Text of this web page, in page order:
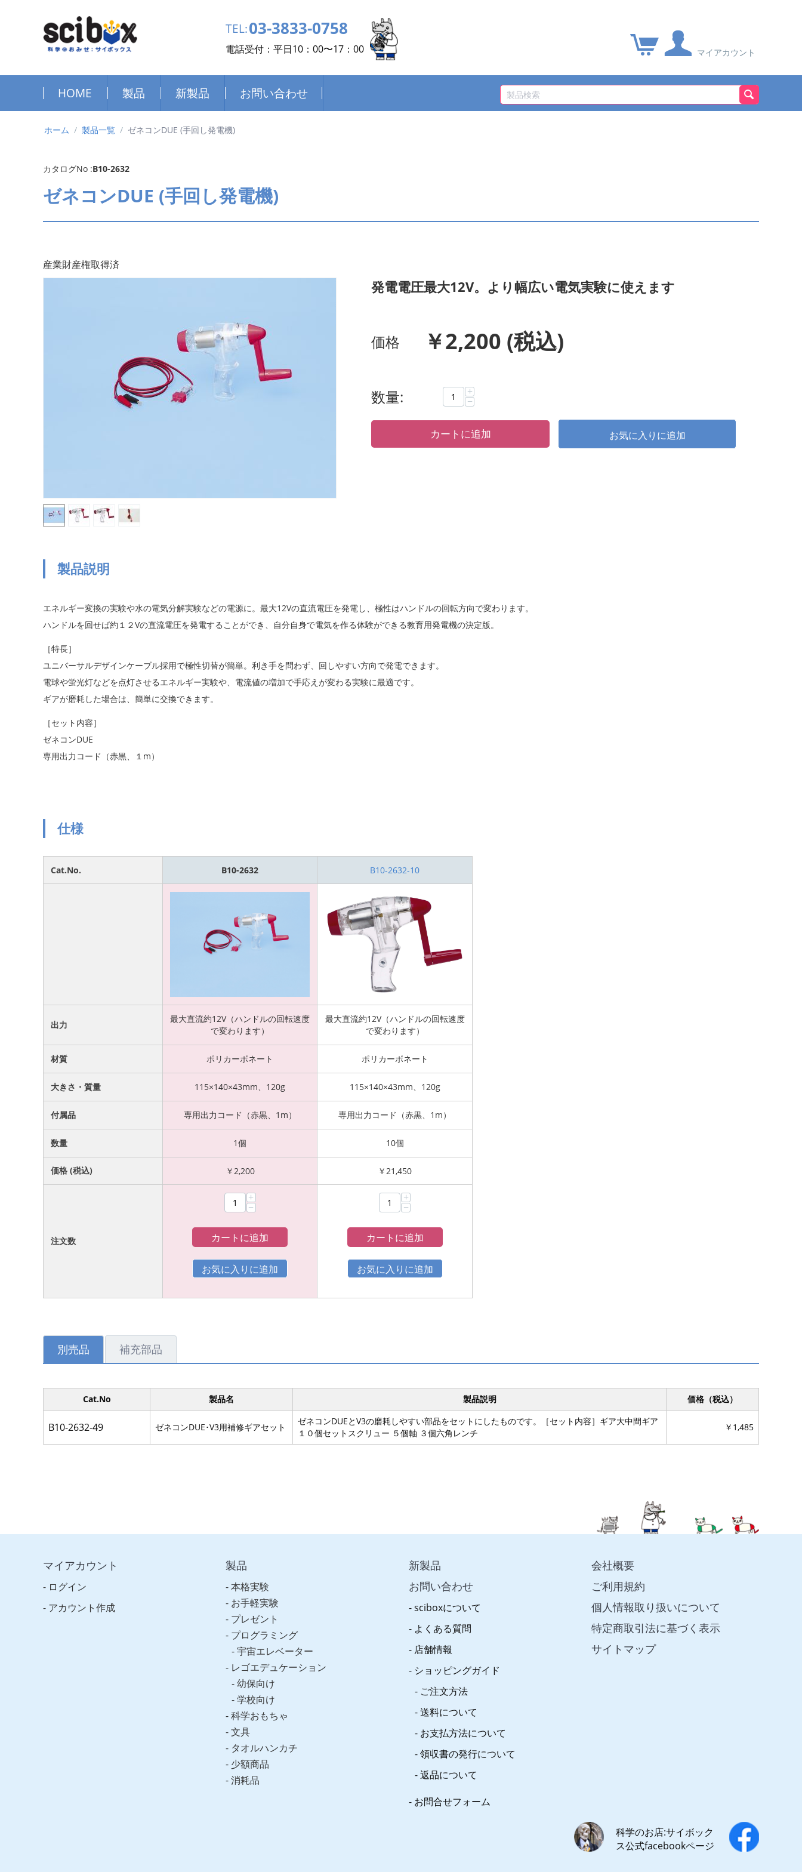
TEL:03-3833-0758
電話受付：平日10：00〜17：00 マイアカウント
HOME 製品 新製品 お問い合わせ
ホーム / 製品一覧 / ゼネコンDUE (手回し発電機)
カタログNo :B10-2632
ゼネコンDUE (手回し発電機)
産業財産権取得済
発電電圧最大12V。より幅広い電気実験に使えます
価格 ￥2,200 (税込)
数量: +
−
カートに追加
製品説明
エネルギー変換の実験や水の電気分解実験などの電源に。最大12Vの直流電圧を発電し、極性はハンドルの回転方向で変わります。
ハンドルを回せば約１２Vの直流電圧を発電することができ、自分自身で電気を作る体験ができる教育用発電機の決定版。
［特長］
ユニバーサルデザインケーブル採用で極性切替が簡単。利き手を問わず、回しやすい方向で発電できます。
電球や蛍光灯などを点灯させるエネルギー実験や、電流値の増加で手応えが変わる実験に最適です。
ギアが磨耗した場合は、簡単に交換できます。
［セット内容］
ゼネコンDUE
専用出力コード（赤黒、１m）
仕様
Cat.No. B10-2632 B10-2632-10
出力
最大直流約12V（ハンドルの回転速度
で変わります）
最大直流約12V（ハンドルの回転速度
で変わります）
材質 ポリカーボネート ポリカーボネート
大きさ・質量 115×140×43mm、120g 115×140×43mm、120g
付属品 専用出力コード（赤黒、1m） 専用出力コード（赤黒、1m）
数量 1個 10個
価格 (税込) ￥2,200 ￥21,450
注文数
+
−
カートに追加
+
−
カートに追加
別売品 補充部品
Cat.No 製品名 製品説明 価格（税込）
B10-2632-49 ゼネコンDUE･V3用補修ギアセット
ゼネコンDUEとV3の磨耗しやすい部品をセットにしたものです。［セット内容］ギア大中間ギア
１０個セットスクリュー ５個軸 ３個六角レンチ
￥1,485
マイアカウント
ログイン
アカウント作成
製品
本格実験
お手軽実験
プレゼント
プログラミング
宇宙エレベーター
レゴエデュケーション
幼保向け
学校向け
科学おもちゃ
文具
タオルハンカチ
少額商品
消耗品
新製品
お問い合わせ
sciboxについて
よくある質問
店舗情報
ショッピングガイド
ご注文方法
送料について
お支払方法について
領収書の発行について
返品について
お問合せフォーム
会社概要
ご利用規約
個人情報取り扱いについて
特定商取引法に基づく表示
サイトマップ
科学のお店:サイボック
ス公式facebookページ